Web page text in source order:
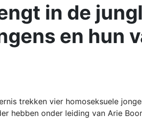
in de
en hun
trekken vier homoseksuele
hebben onder leiding van Arie